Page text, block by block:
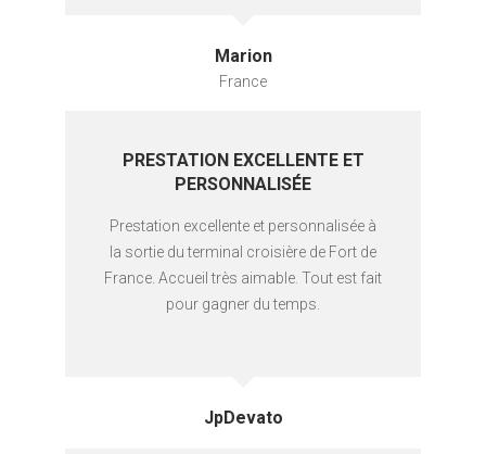
Marion
France
PRESTATION EXCELLENTE ET
PERSONNALISÉE
Prestation excellente et personnalisée à
la sortie du terminal croisière de Fort de
France. Accueil très aimable. Tout est fait
pour gagner du temps.
JpDevato